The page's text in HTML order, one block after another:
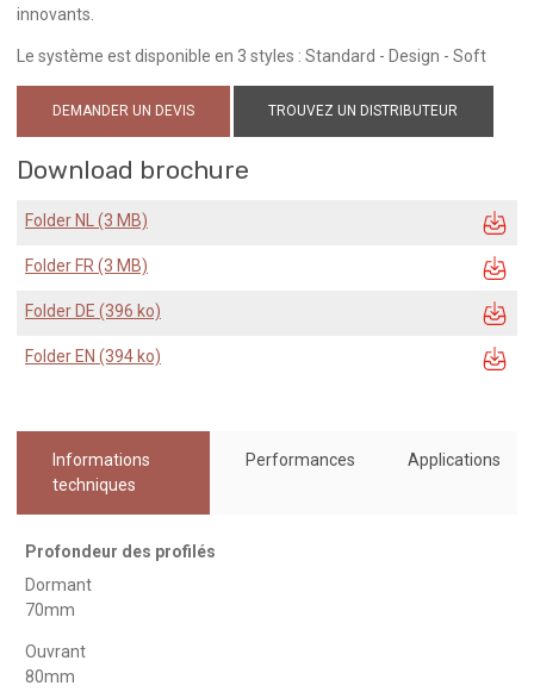
innovants.
Le système est disponible en 3 styles : Standard - Design - Soft
DEMANDER UN DEVIS TROUVEZ UN DISTRIBUTEUR
Download brochure
Folder NL (3 MB)
Folder FR (3 MB)
Folder DE (396 ko)
Folder EN (394 ko)
Informations
techniques
Performances Applications
Profondeur des profilés
Dormant
70mm
Ouvrant
80mm